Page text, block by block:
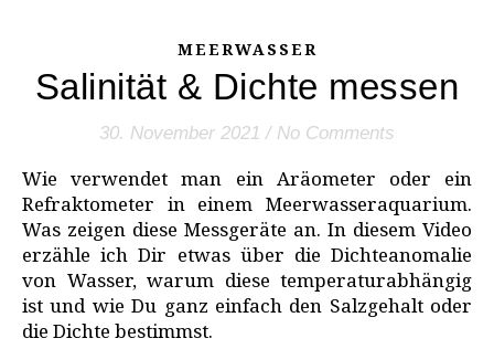
MEERWASSER
Salinität & Dichte messen
30. November 2021 / No Comments
Wie verwendet man ein Aräometer oder ein
Refraktometer in einem Meerwasseraquarium.
Was zeigen diese Messgeräte an. In diesem Video
erzähle ich Dir etwas über die Dichteanomalie
von Wasser, warum diese temperaturabhängig
ist und wie Du ganz einfach den Salzgehalt oder
die Dichte bestimmst.